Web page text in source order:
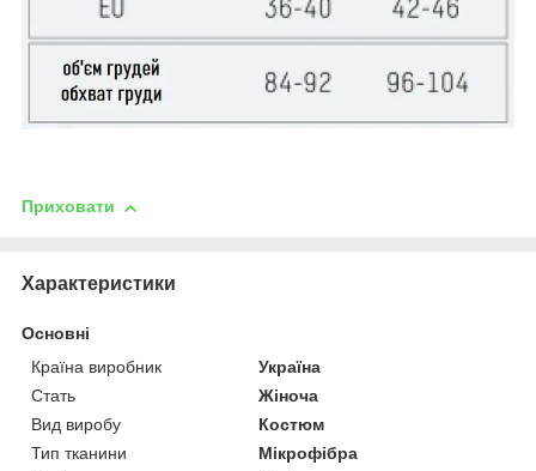
Приховати
Характеристики
Основні
Країна виробник
Україна
Стать
Жіноча
Вид виробу
Костюм
Тип тканини
Мікрофібра